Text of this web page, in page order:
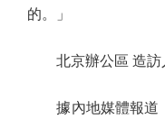
的。」
北京辦公區 造訪
據內地媒體報道